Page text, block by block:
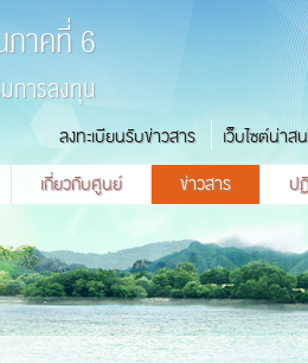
ภาคที่ 6
การลงทุน
ลงทะเบียนรับข่าวสาร เว็บไซต์น่าส
เกี่ยวกับศูนย์ ข่าวสาร ป